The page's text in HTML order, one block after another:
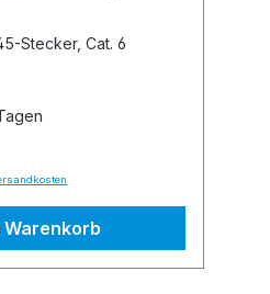
Stecker, Cat. 6
Warenkorb